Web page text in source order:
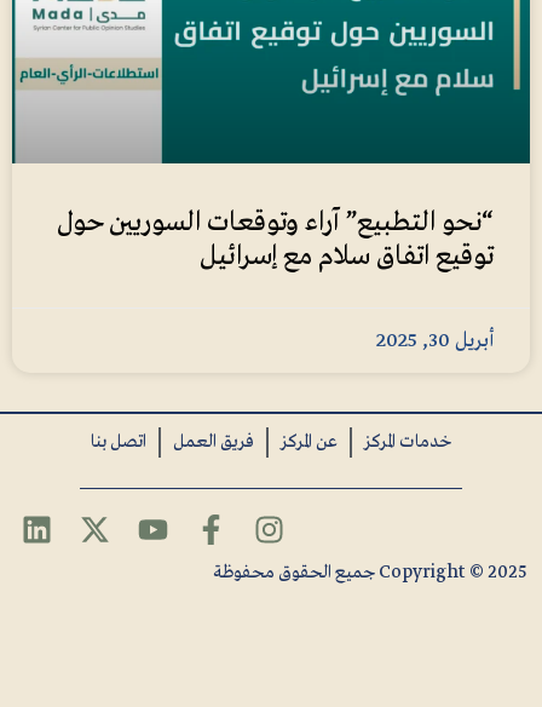
“نحو التطبيع” آراء وتوقعات السوريين حول
توقيع اتفاق سلام مع إسرائيل
أبريل 30, 2025
خدمات المركز عن المركز فريق العمل اتصل بنا
Copyright © 2025 جميع الحقوق محفوظة